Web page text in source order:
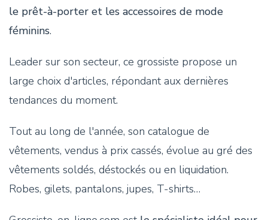
le prêt-à-porter et les accessoires de mode
féminins.
Leader sur son secteur, ce grossiste propose un
large choix d'articles, répondant aux dernières
tendances du moment.
Tout au long de l'année, son catalogue de
vêtements, vendus à prix cassés, évolue au gré des
vêtements soldés, déstockés ou en liquidation.
Robes, gilets, pantalons, jupes, T-shirts…